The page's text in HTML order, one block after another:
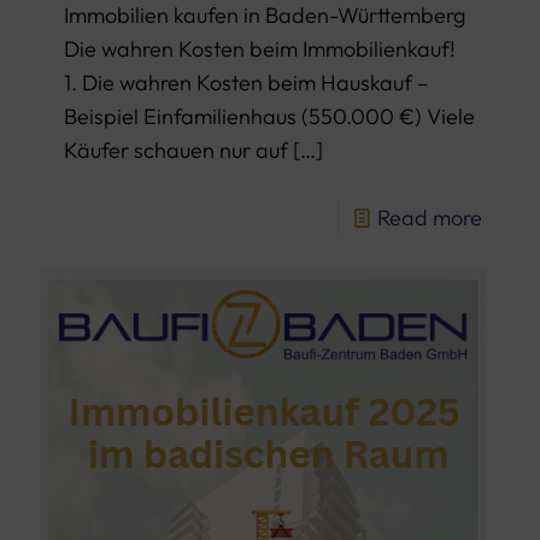
Immobilien kaufen in Baden-Württemberg
Die wahren Kosten beim Immobilienkauf!
1. Die wahren Kosten beim Hauskauf –
Beispiel Einfamilienhaus (550.000 €) Viele
Käufer schauen nur auf […]
Read more